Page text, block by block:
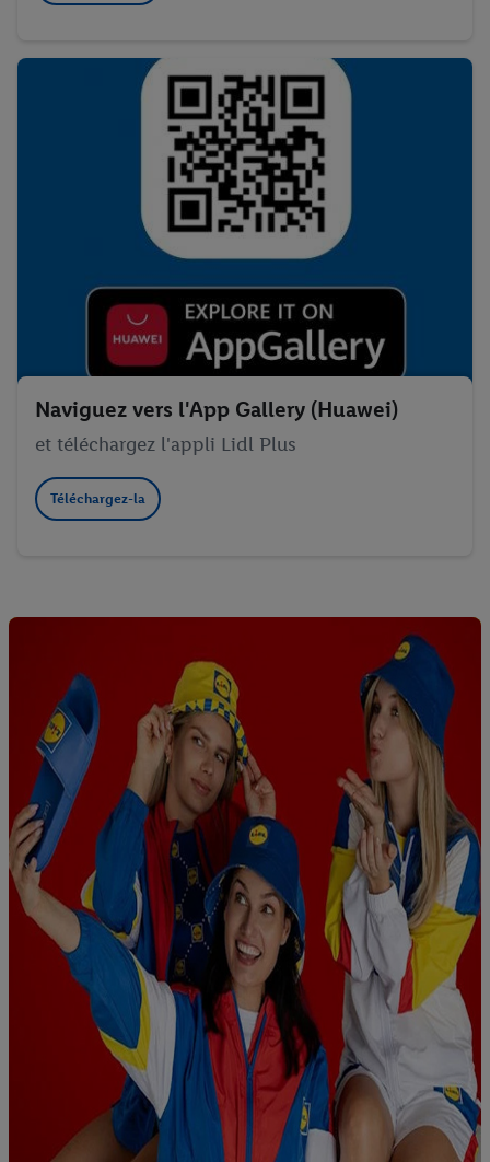
Naviguez vers l'App Gallery (Huawei)
et téléchargez l'appli Lidl Plus
Téléchargez-la